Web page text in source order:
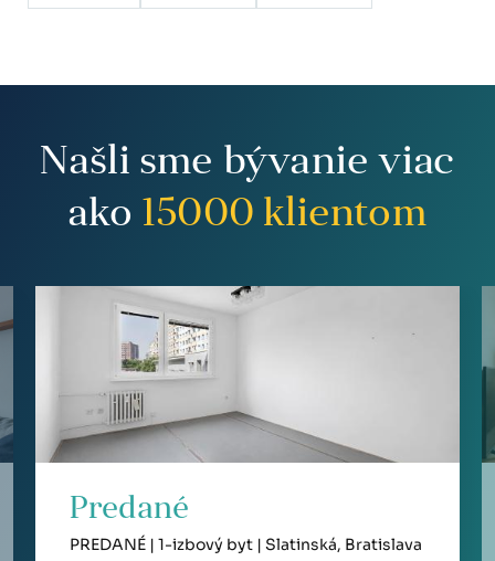
Našli sme bývanie viac
ako 15000 klientom
Predané
PREDANÉ | 1-izbový byt | Slatinská, Bratislava